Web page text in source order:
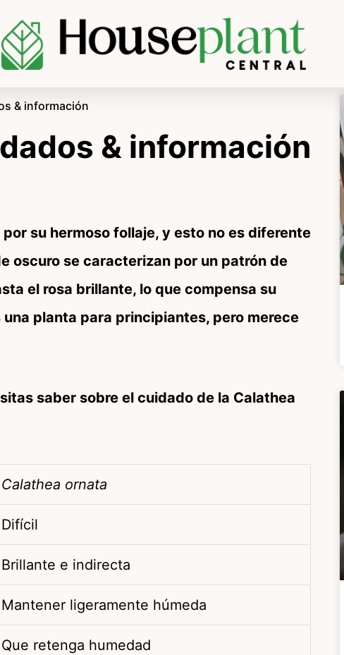
& información
& información
su hermoso follaje, y esto no es diferente
oscuro se caracterizan por un patrón de
el rosa brillante, lo que compensa su
planta para principiantes, pero merece
saber sobre el cuidado de la Calathea
Calathea ornata
Difícil
Brillante e indirecta
Mantener ligeramente húmeda
Que retenga humedad